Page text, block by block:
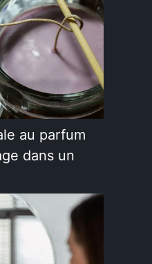
au parfum
dans un